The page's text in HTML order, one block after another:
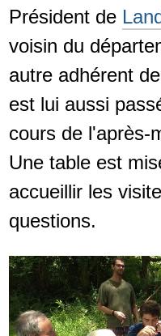
Président de
voisin du
autre adhérent
est lui aussi
cours de l'après-
Une table est
accueillir les
questions.